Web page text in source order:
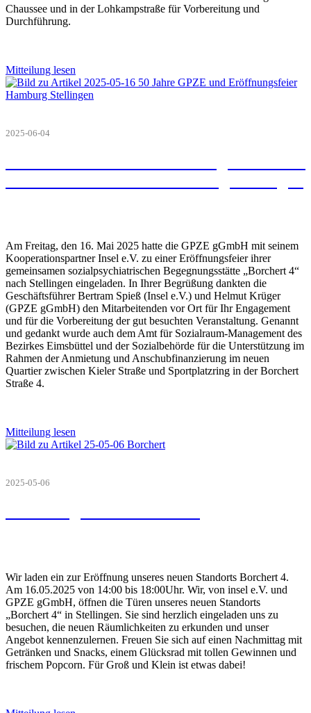
Chaussee und in der Lohkampstraße für Vorbereitung und
Durchführung.
Mitteilung lesen
2025-06-04
Am Freitag, den 16. Mai 2025 hatte die GPZE gGmbH mit seinem
Kooperationspartner Insel e.V. zu einer Eröffnungsfeier ihrer
gemeinsamen sozialpsychiatrischen Begegnungsstätte „Borchert 4“
nach Stellingen eingeladen. In Ihrer Begrüßung dankten die
Geschäftsführer Bertram Spieß (Insel e.V.) und Helmut Krüger
(GPZE gGmbH) den Mitarbeitenden vor Ort für Ihr Engagement
und für die Vorbereitung der gut besuchten Veranstaltung. Genannt
und gedankt wurde auch dem Amt für Sozialraum-Management des
Bezirkes Eimsbüttel und der Sozialbehörde für die Unterstützung im
Rahmen der Anmietung und Anschubfinanzierung im neuen
Quartier zwischen Kieler Straße und Sportplatzring in der Borchert
Straße 4.
Mitteilung lesen
2025-05-06
Wir laden ein zur Eröffnung unseres neuen Standorts Borchert 4.
Am 16.05.2025 von 14:00 bis 18:00Uhr. Wir, von insel e.V. und
GPZE gGmbH, öffnen die Türen unseres neuen Standorts
„Borchert 4“ in Stellingen. Sie sind herzlich eingeladen uns zu
besuchen, die neuen Räumlichkeiten zu erkunden und unser
Angebot kennenzulernen. Freuen Sie sich auf einen Nachmittag mit
Getränken und Snacks, einem Glücksrad mit tollen Gewinnen und
frischem Popcorn. Für Groß und Klein ist etwas dabei!